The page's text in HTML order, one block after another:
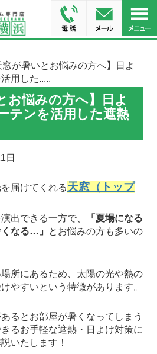
が暑いとお悩みの方へ】日よ
用した.....
お悩みの方へ】日よ
テンを活用した遮熱
日
届けてくれる天窓（トップ
出できる一方で、
「夏場になる
なる…」
とお悩みの方も多いの
所にあるため、太陽の光や熱の
やすいという特徴があります。
るとお部屋が暑くなってしまう
るお手軽な遮熱・日よけ対策に
いたします！